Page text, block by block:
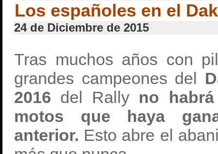
Los españoles en el
24 de Diciembre de 2015
Tras muchos años con
grandes campeones del
2016 del Rally no
motos que haya
anterior. Esto abre el